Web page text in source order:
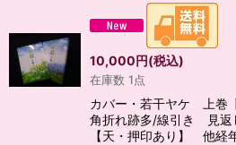
10,000円(税込)
在庫数 1点
カバー・若干ヤケ 上巻
角折れ跡多/線引き 見
【天・押印あり】 他経